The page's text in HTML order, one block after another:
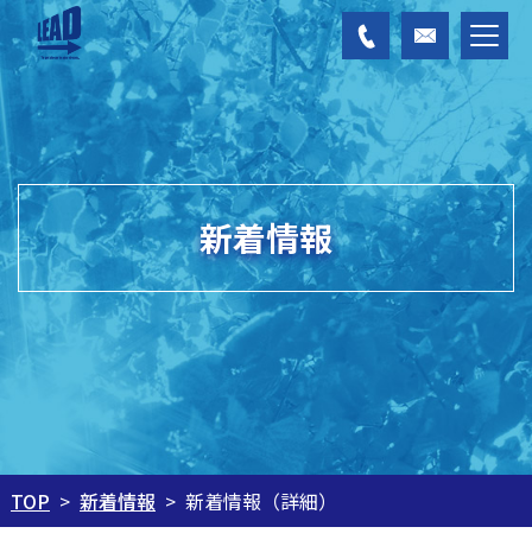
新着情報
TOP > 新着情報 > 新着情報（詳細）